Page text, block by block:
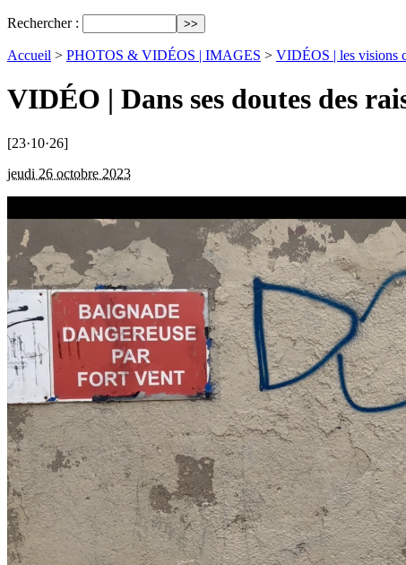
Rechercher :
Accueil > PHOTOS & VIDÉOS | IMAGES > VIDÉOS | les visions
VIDÉO | Dans ses doutes des
[23·10·26]
jeudi 26 octobre 2023